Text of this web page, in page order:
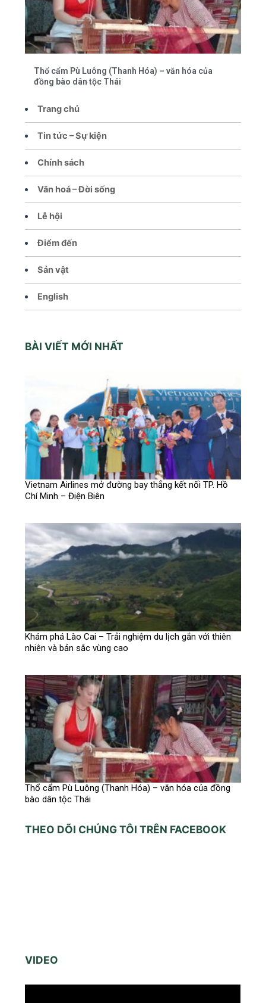
Trang chủ
Tin tức – Sự kiện
Chính sách
Văn hoá – Đời sống
Lễ hội
Điểm đến
Sản vật
English
BÀI VIẾT MỚI NHẤT
Vietnam Airlines mở đường bay thẳng kết nối TP. Hồ
Chí Minh – Điện Biên
Khám phá Lào Cai – Trải nghiệm du lịch gắn với thiên
nhiên và bản sắc vùng cao
Thổ cẩm Pù Luông (Thanh Hóa) – văn hóa của đồng
bào dân tộc Thái
THEO DÕI CHÚNG TÔI TRÊN FACEBOOK
VIDEO
Thổ cẩm Pù Luông (Thanh Hóa) – văn hóa của
đồng bào dân tộc Thái